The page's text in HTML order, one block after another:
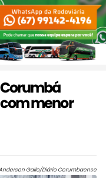
menor
Gallo/Diário Corumbaense